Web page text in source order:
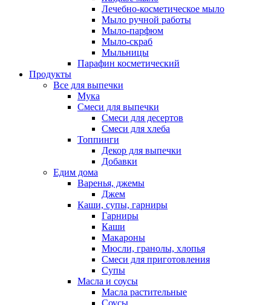
Лечебно-косметическое мыло
Мыло ручной работы
Мыло-парфюм
Мыло-скраб
Мыльницы
Парафин косметический
Продукты
Все для выпечки
Мука
Смеси для выпечки
Смеси для десертов
Смеси для хлеба
Топпинги
Декор для выпечки
Добавки
Едим дома
Варенья, джемы
Джем
Каши, супы, гарниры
Гарниры
Каши
Макароны
Мюсли, гранолы, хлопья
Смеси для приготовления
Супы
Масла и соусы
Масла растительные
Соусы